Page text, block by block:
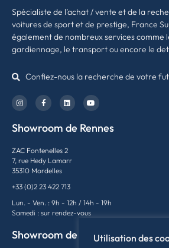
Spécialiste de l’achat / vente et de la
voitures de sport et de prestige, France
également de nombreux services comme
gardiennage, le transport ou encore le
Confiez-nous la recherche de votre
Showroom de Rennes
ZAC Fontenelles 2
7, rue Hedy Lamarr
35310 Mordelles
+33 (0)2 23 422 713
Lun. - Ven. : 9h - 12h / 14h - 19h
Samedi : sur rendez-vous
Showroom de LyonUtilisation des